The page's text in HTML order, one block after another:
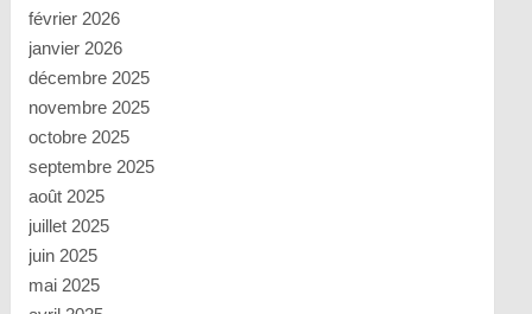
février 2026
janvier 2026
décembre 2025
novembre 2025
octobre 2025
septembre 2025
août 2025
juillet 2025
juin 2025
mai 2025